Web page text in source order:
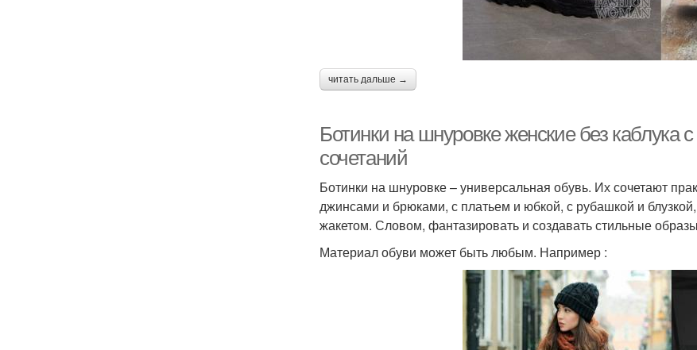
читать дальше →
Ботинки на шнуровке женские без каблука
сочетаний
Ботинки на шнуровке – универсальная обувь. Их сочетают
джинсами и брюками, с платьем и юбкой, с рубашкой и
жакетом. Словом, фантазировать и создавать стильные
Материал обуви может быть любым. Например :